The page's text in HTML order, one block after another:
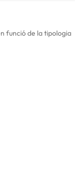
funció de la tipologia